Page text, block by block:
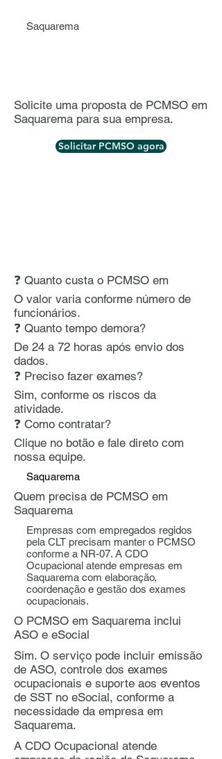
Saquarema
Solicite uma proposta de PCMSO em
Saquarema para sua empresa.
Solicitar PCMSO agora
❓ Quanto custa o PCMSO em
O valor varia conforme número de
funcionários.
❓ Quanto tempo demora?
De 24 a 72 horas após envio dos
dados.
❓ Preciso fazer exames?
Sim, conforme os riscos da
atividade.
❓ Como contratar?
Clique no botão e fale direto com
nossa equipe.
Saquarema
Quem precisa de PCMSO em
Saquarema
Empresas com empregados regidos
pela CLT precisam manter o PCMSO
conforme a NR-07. A CDO
Ocupacional atende empresas em
Saquarema com elaboração,
coordenação e gestão dos exames
ocupacionais.
O PCMSO em Saquarema inclui
ASO e eSocial
Sim. O serviço pode incluir emissão
de ASO, controle dos exames
ocupacionais e suporte aos eventos
de SST no eSocial, conforme a
necessidade da empresa em
Saquarema.
A CDO Ocupacional atende